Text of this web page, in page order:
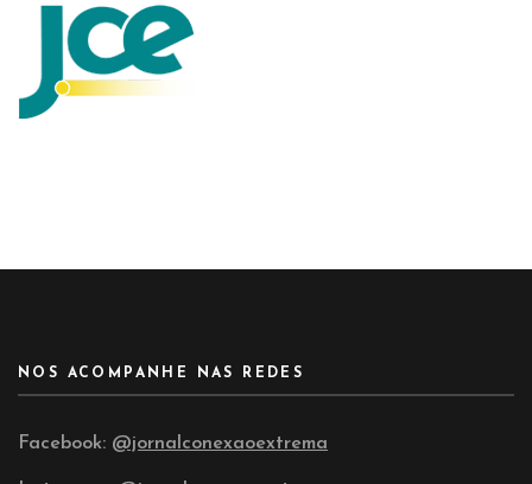
NOS ACOMPANHE NAS REDES
Facebook: @jornalconexaoextrema